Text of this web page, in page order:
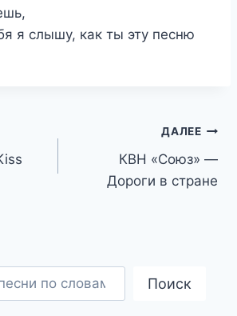
я слышу, как ты эту песню
ДАЛЕЕ
КВН «Союз» —
Дороги в стране
Поиск